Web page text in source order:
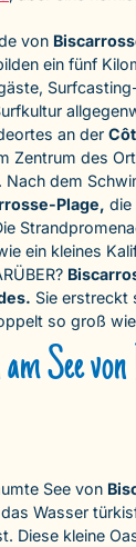
von
ein fünf
an der
Zentrum des
dem
Plage, die
ein kleines
Sie erstreckt
so groß
See
See von
Wasser
Diese kleine